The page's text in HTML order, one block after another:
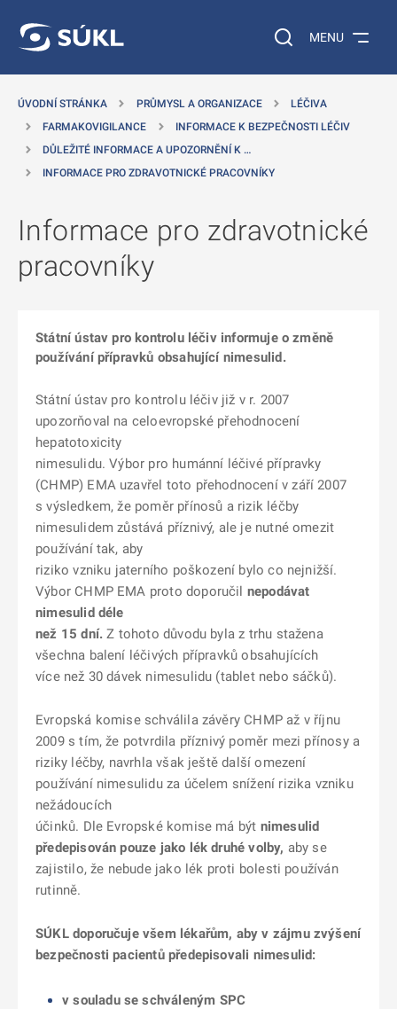
Vyhledávání na
MENU
ÚVODNÍ STRÁNKA PRŮMYSL A ORGANIZACE
LÉČIVA
FARMAKOVIGILANCE
INFORMACE K BEZPEČNOSTI LÉČIV
DŮLEŽITÉ INFORMACE A UPOZORNĚNÍ K …
INFORMACE PRO ZDRAVOTNICKÉ PRACOVNÍKY
Informace pro zdravotnické
pracovníky
Státní ústav pro kontrolu léčiv informuje o změně
používání přípravků obsahující nimesulid.
Státní ústav pro kontrolu léčiv již v r. 2007
upozorňoval na celoevropské přehodnocení
hepatotoxicity
nimesulidu. Výbor pro humánní léčivé přípravky
(CHMP) EMA uzavřel toto přehodnocení v září 2007
s výsledkem, že poměr přínosů a rizik léčby
nimesulidem zůstává příznivý, ale je nutné omezit
používání tak, aby
riziko vzniku jaterního poškození bylo co nejnižší.
Výbor CHMP EMA proto doporučil nepodávat
nimesulid déle
než 15 dní. Z tohoto důvodu byla z trhu stažena
všechna balení léčivých přípravků obsahujících
více než 30 dávek nimesulidu (tablet nebo sáčků).
Evropská komise schválila závěry CHMP až v říjnu
2009 s tím, že potvrdila příznivý poměr mezi přínosy a
riziky léčby, navrhla však ještě další omezení
používání nimesulidu za účelem snížení rizika vzniku
nežádoucích
účinků. Dle Evropské komise má být nimesulid
předepisován pouze jako lék druhé volby, aby se
zajistilo, že nebude jako lék proti bolesti používán
rutinně.
SÚKL doporučuje všem lékařům, aby v zájmu zvýšení
bezpečnosti pacientů předepisovali nimesulid:
v souladu se schváleným SPC